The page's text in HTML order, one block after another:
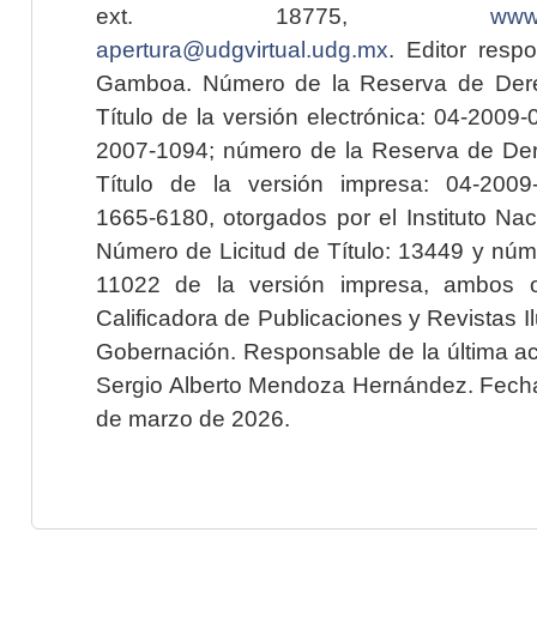
ext. 18775,
apertura@udgvirtual.udg.mx. Editor
Gamboa. Número de la Reserva de
Título de la versión electrónica: 04-2009-
2007-1094; número de la Reserva de
Título de la versión impresa: 04-2009-
1665-6180, otorgados por el Instituto
Número de Licitud de Título: 13449 y
11022 de la versión impresa, ambos
Calificadora de Publicaciones y Revistas
Gobernación. Responsable de la última
Sergio Alberto Mendoza Hernández.
de marzo de 2026.